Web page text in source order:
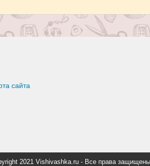
сайта
2021 Vishivashka.ru - Все права